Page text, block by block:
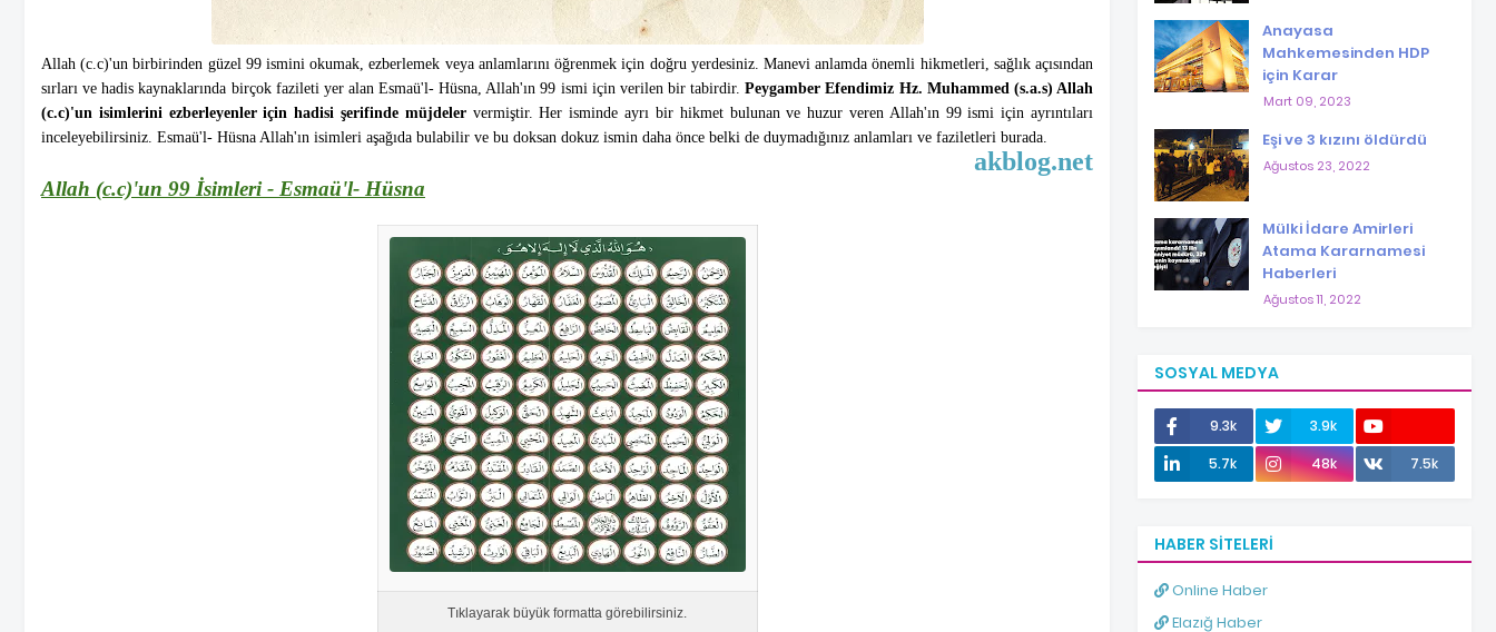
Allah (c.c)'un birbirinden güzel 99 ismini okumak, ezberlemek veya anlamlarını öğrenmek için doğru yerdesiniz. Manevi anlamda önemli hikmetleri, sağlık açısından
sırları ve hadis kaynaklarında birçok fazileti yer alan Esmaü'l- Hüsna, Allah'ın 99 ismi için verilen bir tabirdir. Peygamber Efendimiz Hz. Muhammed (s.a.s) Allah
(c.c)'un isimlerini ezberleyenler için hadisi şerifinde müjdelervermiştir. Her isminde ayrı bir hikmet bulunan ve huzur veren Allah'ın 99 ismi için ayrıntıları
inceleyebilirsiniz. Esmaü'l- Hüsna Allah'ın isimleri aşağıda bulabilir ve bu doksan dokuz ismin daha önce belki de duymadığınız anlamları ve faziletleri burada.
akblog.net
Allah (c.c)'un 99 İsimleri - Esmaü'l- Hüsna
Tıklayarak büyük formatta görebilirsiniz.
Anayasa
Mahkemesinden HDP
için Karar
Mart 09, 2023
Eşi ve 3 kızını öldürdü
Ağustos 23, 2022
Mülki İdare Amirleri
Atama Kararnamesi
Haberleri
Ağustos 11, 2022
SOSYAL MEDYA
9.3k
3.9k
12.0k
5.7k 48k 7.5k
HABER SITELERI
Online Haber
Elazığ Haber